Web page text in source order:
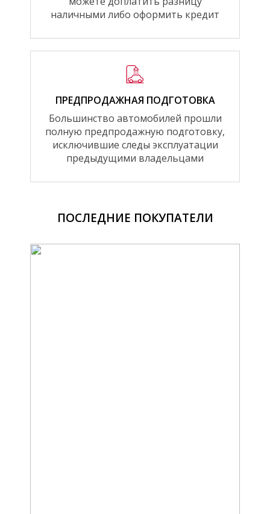
наличными либо оформить кредит
ПРЕДПРОДАЖНАЯ ПОДГОТОВКА
Большинство автомобилей прошли
полную предпродажную подготовку,
исключившие следы эксплуатации
предыдущими владельцами
ПОСЛЕДНИЕ ПОКУПАТЕЛИ